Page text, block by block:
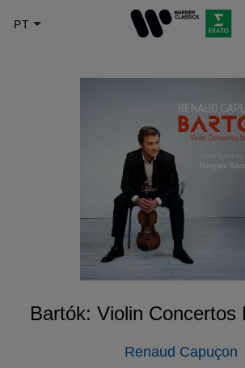
Bartók: Violin Concertos
Renaud Capuçon